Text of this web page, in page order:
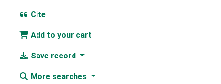
Cite
Add to your cart
Save record
More searches